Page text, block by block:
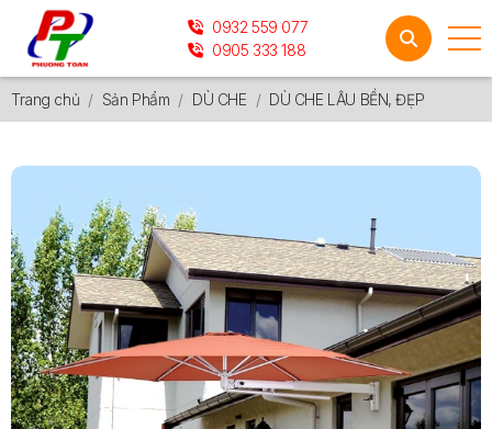
0932 559 077
0905 333 188
Trang chủ Sản Phẩm DÙ CHE DÙ CHE LÂU BỀN, ĐẸP